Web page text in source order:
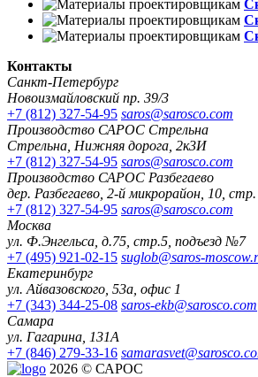
Контакты
Санкт-Петербург
Новоизмайловский пр. 39/3
+7 (812) 327-54-95 saros@sarosco.com
Производство САРОС Стрельна
Стрельна, Нижняя дорога, 2к3И
+7 (812) 327-54-95 saros@sarosco.com
Производство САРОС Разбегаево
дер. Разбегаево, 2-й микрорайон, 10, стр.
+7 (812) 327-54-95 saros@sarosco.com
Москва
ул. Ф.Энгельса, д.75, стр.5, подъезд №7
+7 (495) 921-02-15 suglob@saros-
Екатеринбург
ул. Айвазовского, 53а, офис 1
+7 (343) 344-25-08 saros-ekb@sarosco.com
Самара
ул. Гагарина, 131А
+7 (846) 279-33-16
2026 © САРОС